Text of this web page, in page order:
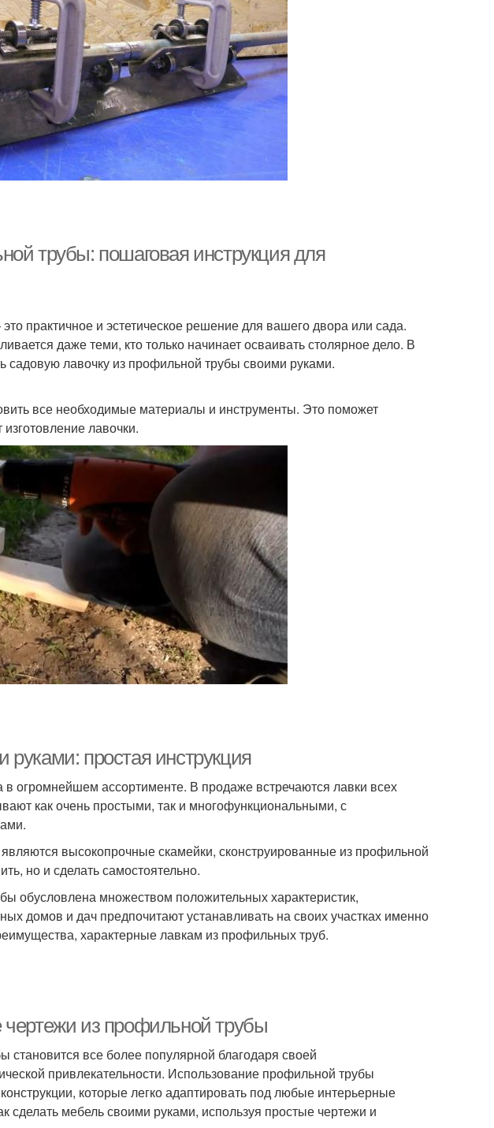
трубы: пошаговая инструкция для
практичное и эстетическое решение для вашего двора или сада.
даже теми, кто только начинает осваивать столярное дело. В
садовую лавочку из профильной трубы своими руками.
все необходимые материалы и инструменты. Это поможет
лавочки.
простая инструкция
огромнейшем ассортименте. В продаже встречаются лавки всех
как очень простыми, так и многофункциональными, с
высокопрочные скамейки, сконструированные из профильной
но и сделать самостоятельно.
обусловлена множеством положительных характеристик,
домов и дач предпочитают устанавливать на своих участках именно
характерные лавкам из профильных труб.
из профильной трубы
все более популярной благодаря своей
привлекательности. Использование профильной трубы
которые легко адаптировать под любые интерьерные
сделать мебель своими руками, используя простые чертежи и